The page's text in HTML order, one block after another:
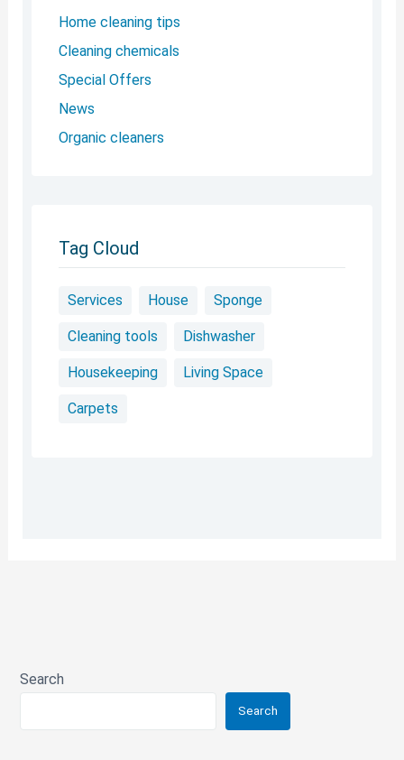
Home cleaning tips
Cleaning chemicals
Special Offers
News
Organic cleaners
Tag Cloud
Services House Sponge
Cleaning tools Dishwasher
Housekeeping Living Space
Carpets
Search
Search